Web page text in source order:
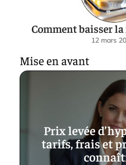
Comment baisser la
12 mars
Mise en avant
Prix levée
tarifs, frais et